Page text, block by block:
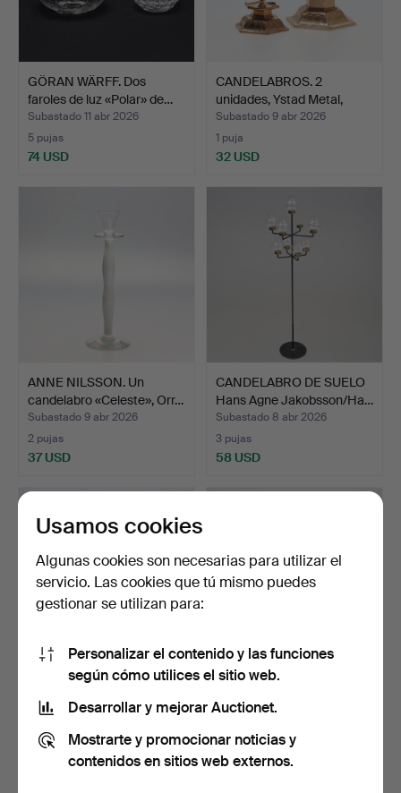
GÖRAN WÄRFF. Dos
faroles de luz «Polar» de…
Subastado 11 abr 2026
5 pujas
74 USD
CANDELABROS. 2
unidades, Ystad Metal,
mine…
Subastado 9 abr 2026
1 puja
32 USD
ANNE NILSSON. Un
candelabro «Celeste», Orr…
Subastado 9 abr 2026
2 pujas
37 USD
CANDELABRO DE SUELO
Hans Agne Jakobsson/Ha…
Subastado 8 abr 2026
3 pujas
58 USD
BIRGITTA HEDLUND.
Candelabros, un par, de …
Subastado 31 mar 2026
4 pujas
58 USD
Dos pares de candelabros
de mineral, Morel…
1 puja
32 USD
Usamos cookies
Algunas cookies son necesarias para utilizar el
servicio. Las cookies que tú mismo puedes
gestionar se utilizan para:
Personalizar el contenido y las funciones
según cómo utilices el sitio web.
Desarrollar y mejorar Auctionet.
Mostrarte y promocionar noticias y
contenidos en sitios web externos.